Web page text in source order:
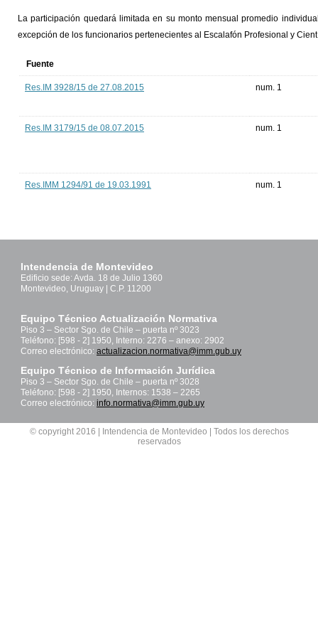
La participación quedará limitada en su monto mensual promedio
excepción de los funcionarios pertenecientes al Escalafón Profesional y
Fuente
Res.IM 3928/15 de 27.08.2015 num. 1
Res.IM 3179/15 de 08.07.2015 num. 1
Res.IMM 1294/91 de 19.03.1991 num. 1
Intendencia de Montevideo
Edificio sede: Avda. 18 de Julio 1360
Montevideo, Uruguay | C.P. 11200
Equipo Técnico Actualización Normativa
Piso 3 – Sector Sgo. de Chile – puerta nº 3023
Teléfono: [598 - 2] 1950, Interno: 2276 – anexo: 2902
Correo electrónico: actualizacion.normativa@imm.gub.uy
Equipo Técnico de Información Jurídica
Piso 3 – Sector Sgo. de Chile – puerta nº 3028
Teléfono: [598 - 2] 1950, Internos: 1538 – 2265
Correo electrónico: info.normativa@imm.gub.uy
© copyright 2016 | Intendencia de Montevideo | Todos los derechos
reservados